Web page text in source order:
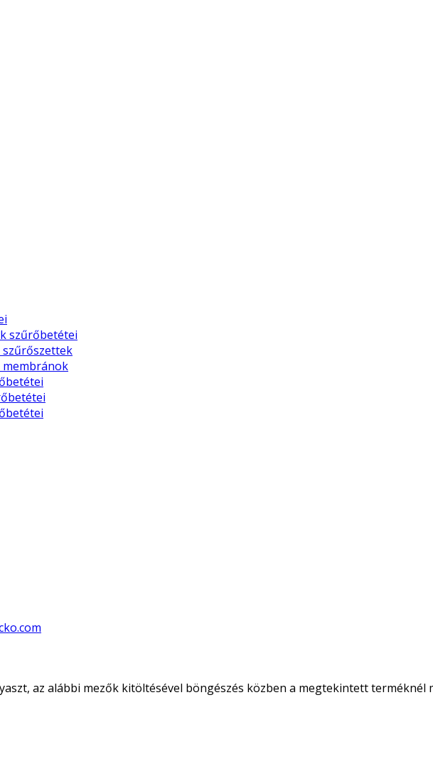
szűrőbetétei
az alábbi mezők kitöltésével böngészés közben a megtekintett terméknél